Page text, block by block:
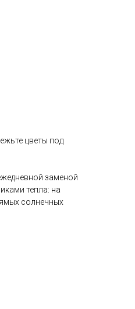
цветы под
заменой
тепла: на
солнечных